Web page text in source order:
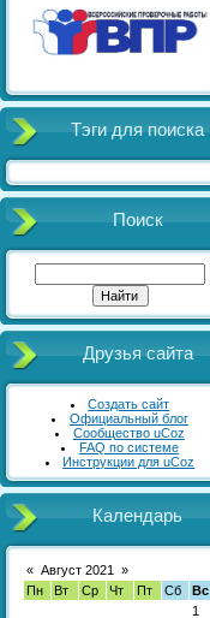
Тэги для поиска
Поиск
Друзья сайта
Создать сайт
Официальный блог
Сообщество uCoz
FAQ по системе
Инструкции для uCoz
Календарь
« Август 2021
»
Пн
Вт Ср Чт Пт Сб
Вс
1